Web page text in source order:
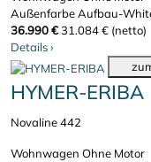
Außenfarbe Aufbau-
36.990 €31.084 € (netto)
Details›
HYMER-ERIBA
Novaline 442
Wohnwagen Ohne Motor